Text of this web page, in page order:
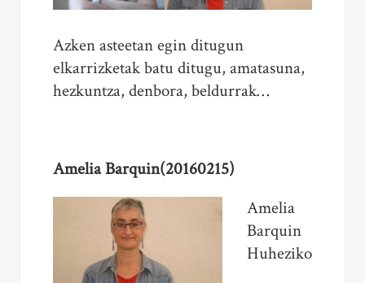
Azken asteetan egin ditugun
elkarrizketak batu ditugu, amatasuna,
hezkuntza, denbora, beldurrak…
Amelia Barquin(20160215)
Amelia
Barquin
Huheziko